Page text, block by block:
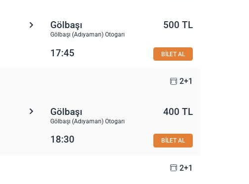
Gölbaşı
Gölbaşı (Adıyaman) Otogarı
500 TL
17:45 BİLET AL
2+1
Gölbaşı
Gölbaşı (Adıyaman) Otogarı
400 TL
18:30 BİLET AL
2+1